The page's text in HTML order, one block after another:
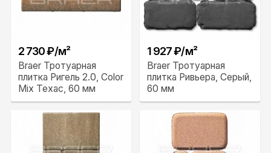
2 730 ₽/м²
Braer Тротуарная
плитка Ригель 2.0, Color
Mix Техас, 60 мм
1 927 ₽/м²
Braer Тротуарная
плитка Ривьера, Серый,
60 мм